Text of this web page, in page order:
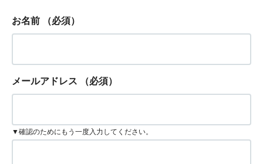
お名前 （必須）
メールアドレス （必須）
▼確認のためにもう一度入力してください。